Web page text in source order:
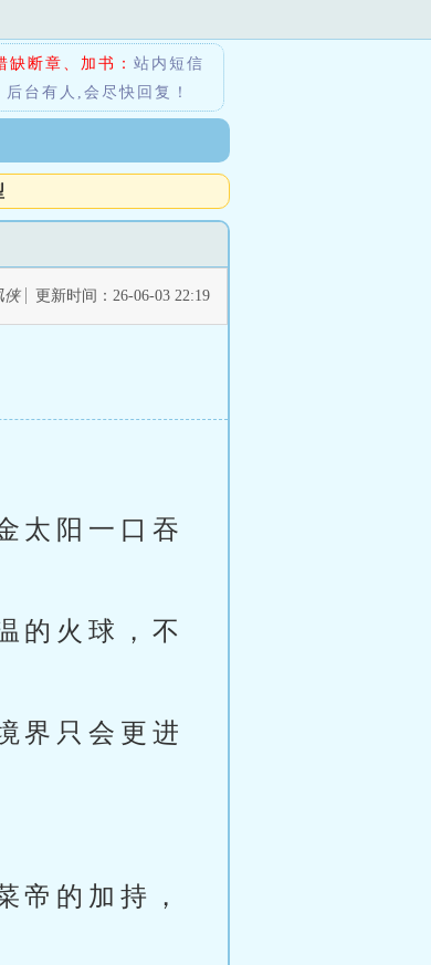
缺断章、加书： 站内短信
后台有人,会尽快回复！
侠 更新时间：26-06-03 22:19
太阳一口吞
的火球，不
界只会更进
帝的加持，